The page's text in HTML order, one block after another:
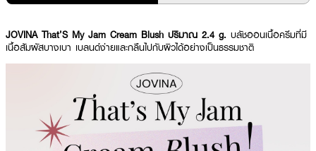
JOVINA That’S My Jam Cream Blush ปริมาณ 2.4 g. บลัชออนเนื้อครีมที่มี
เนื้อสัมผัสบางเบา เบลนด์ง่ายและกลืนไปกับผิวได้อย่างเป็นธรรมชาติ